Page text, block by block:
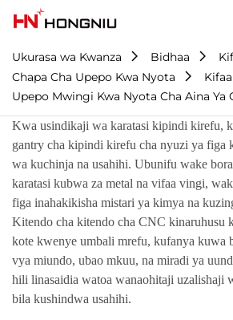
Ukurasa wa Kwanza Bidhaa
Chapa Cha Upepo Kwa Nyota
Upepo Mwingi Kwa Nyota Cha Aina Ya
Kwa usindikaji wa karatasi kipindi kirefu,
gantry cha kipindi kirefu cha nyuzi ya figa
wa kuchinja na usahihi. Ubunifu wake
karatasi kubwa za metal na vifaa vingi,
figa inahakikisha mistari ya kimya na
Kitendo cha kitendo cha CNC kinaruhusu
kote kwenye umbali mrefu, kufanya kuwa
vya miundo, ubao mkuu, na miradi ya
hili linasaidia watoa wanaohitaji uzalishaji
bila kushindwa usahihi.